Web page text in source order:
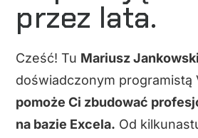
przez lata.
Cześć! Tu Mariusz Jankowski
doświadczonym programistą
pomoże Ci zbudować
na bazie Excela. Od